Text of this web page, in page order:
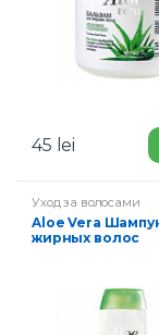
45 lei
Уход за волосами
Aloe Vera Шампунь для
жирных волос